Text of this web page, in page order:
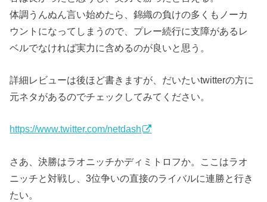
体調うんぬん言い始めたら、錦織の負けの多くもノーカ
ウントになってしまうので、プレー続行に支障があるレ
ベルでなければ実力に含めるのが良いと思う。
詳細レビューは後ほど書きますが、だいたいtwitterの方に
元ネタがあるのでチェックしてみてください。
https://www.twitter.com/netdash
さあ、決勝はラオニッチかディミトロフか。ここはラオ
ニッチと対戦し、3位争いの直接のライバルに連勝と行き
たい。